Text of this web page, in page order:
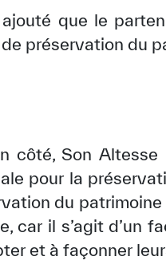
que le
préservation du
côté, Son Altesse
pour la
du patrimoine
car il s’agit d’un
et à façonner